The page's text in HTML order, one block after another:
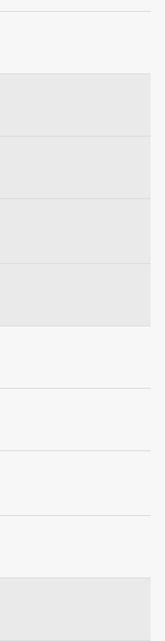
suann
suann